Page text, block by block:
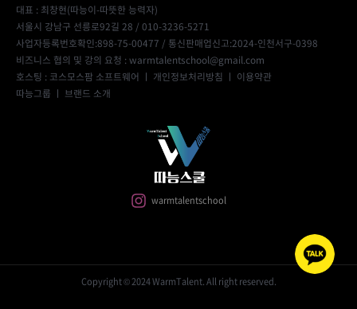
대표 : 최창현(따능이-따뜻한 능력자)
서울시 강남구 선릉로92길 28 / 010-3236-5271
사업자등록번호확인:898-75-00477 / 통신판매업신고:2024-인천서구-0398
비즈니스 협의 및 강의 요청 : warmtalentschool@gmail.com
호스팅 : 코스모스팜 소프트웨어 ㅣ 개인정보처리방침 ㅣ 이용약관
따능그룹 ㅣ 브랜드 소개
warmtalentschool
Copyright © 2024 WarmTalent. All right reserved.